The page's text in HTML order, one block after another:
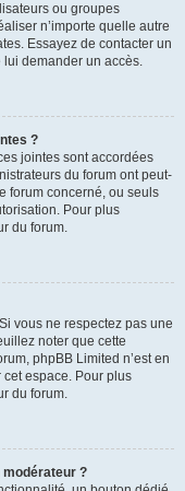
ou groupes
n’importe quelle autre
Essayez de contacter un
demander un accès.
?
jointes sont accordées
du forum ont peut-
forum concerné, ou seuls
Pour plus
du forum.
vous ne respectez pas une
noter que cette
phpBB Limited n’est en
espace. Pour plus
du forum.
?